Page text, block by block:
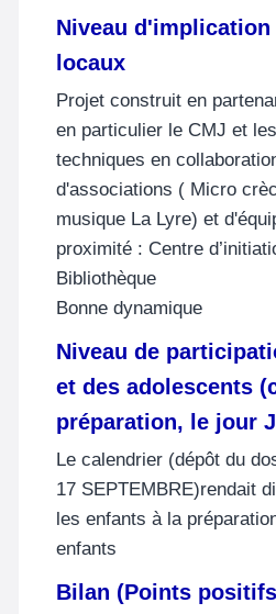
Niveau d'implication
locaux
Projet construit en
en particulier le CMJ et
techniques en
d'associations ( Micro
musique La Lyre) et
proximité : Centre
Bibliothèque
Bonne dynamique
Niveau de
et des adolescents
préparation, le jour
Le calendrier (dépôt du
17 SEPTEMBRE)rendait
les enfants à la
enfants
Bilan (Points